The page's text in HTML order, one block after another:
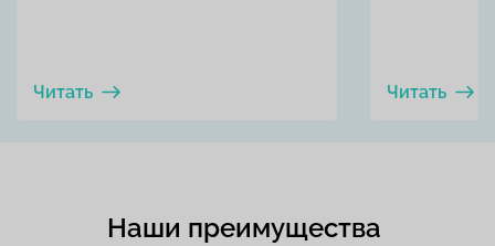
Читать Читать
Наши преимущества